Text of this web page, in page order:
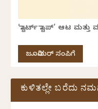
‘ಸ್ಟಾರ್ಟ್ ಸ್ಟಾಪ್’ ಆಟ
ಜೂನಿಯರ್ ಸಂಪಿಗೆ
ಕುಳಿತಲ್ಲೇ ಬರೆದು